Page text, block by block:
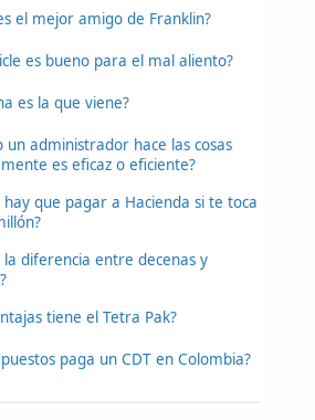
el mejor amigo de Franklin?
es bueno para el mal aliento?
es la que viene?
un administrador hace las cosas
es eficaz o eficiente?
hay que pagar a Hacienda si te toca
la diferencia entre decenas y
tiene el Tetra Pak?
paga un CDT en Colombia?